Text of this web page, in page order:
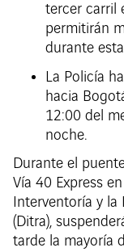
tercer carril
permitirán
durante
La Policía
hacia
12:00 del
noche.
Durante el
Vía 40 Express
Interventoría y la
(Ditra),
tarde la mayoría